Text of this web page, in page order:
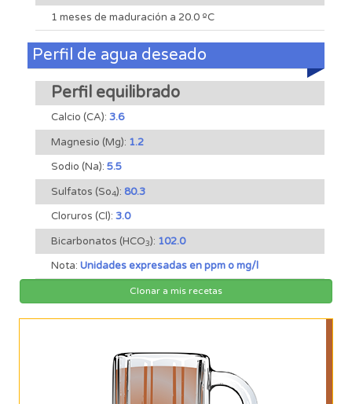
1 meses de maduración a 20.0 ºC
Perfil de agua deseado
Perfil equilibrado
Calcio (CA): 3.6
Magnesio (Mg): 1.2
Sodio (Na): 5.5
Sulfatos (So4): 80.3
Cloruros (Cl): 3.0
Bicarbonatos (HCO3): 102.0
Nota: Unidades expresadas en ppm o mg/l
Clonar a mis recetas